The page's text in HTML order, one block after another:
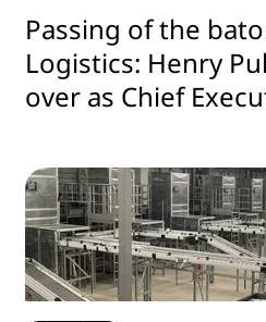
Passing of the
Logistics: Henry
over as Chief